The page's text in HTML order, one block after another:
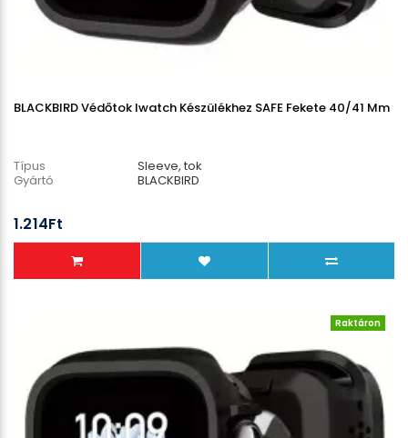
BLACKBIRD Védőtok Iwatch Készülékhez SAFE Fekete 40/41 Mm
Típus
Sleeve, tok
Gyártó
BLACKBIRD
1.214Ft
Raktáron